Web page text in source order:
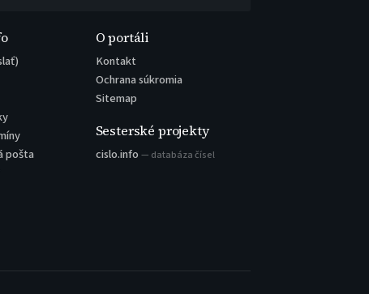
pošta
O portáli
Kontakt
Ochrana súkromia
Sitemap
Sesterské projekty
cislo.info — databáza čísel